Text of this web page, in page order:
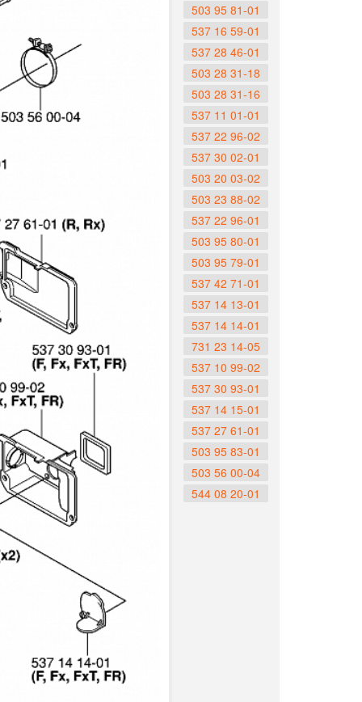
503 95 81-01
537 16 59-01
537 28 46-01
503 28 31-18
503 28 31-16
537 11 01-01
537 22 96-02
537 30 02-01
503 20 03-02
503 23 88-02
537 22 96-01
503 95 80-01
503 95 79-01
537 42 71-01
537 14 13-01
537 14 14-01
731 23 14-05
537 10 99-02
537 30 93-01
537 14 15-01
537 27 61-01
503 95 83-01
503 56 00-04
544 08 20-01